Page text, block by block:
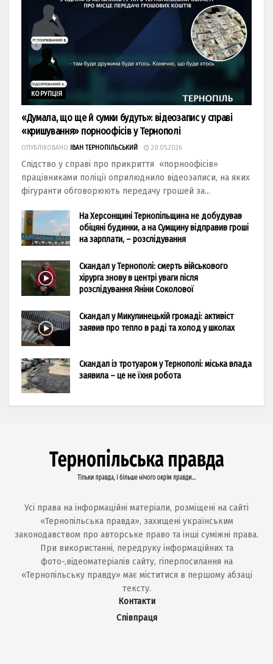
КОРУПЦІЯ
«Думала, що ще й сумки будуть»: відеозапис у справі
«кришування» порноофісів у Тернополі
ОПУБЛІКОВАНО ІВАН ТЕРНОПІЛЬСЬКИЙ 20.05.2026
Слідство у справі про прикриття «порноофісів»
працівниками поліції оприлюднило відеозаписи, на яких
фігуранти обговорюють передачу грошей за...
На Херсонщині Тернопільщина не добудував
обіцяні будинки, а на Сумщину відправив гроші
на зарплати, – розслідування
Скандал у Тернополі: смерть військового
хірурга знову в центрі уваги після
розслідування Яніни Соколової
Скандал у Микулинецькій громаді: активіст
заявив про тепло в раді та холод у школах
Скандал із тротуаром у Тернополі: міська влада
заявила – це не їхня робота
Усі права на інформаційні матеріали, розміщені на сайті
«Тернопільська правда», захищені українським
законодавством про авторське право та інші суміжні права.
При використанні, передруку інформаційних та
фото-,відеоматеріалів сайту, гіперпосилання на
«Тернопільську правду» має міститися в першому абзаці
тексту.
Контакти
Співпраця